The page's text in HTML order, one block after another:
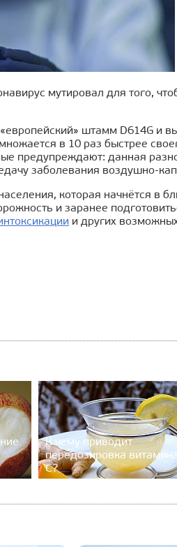
мутировал для того,
штамм D614G и
в 10 раз быстрее
предупреждают: данная
заболевания воздушно-
которая начнётся в
и заранее
и других
К чему приводит
передозировка
С?